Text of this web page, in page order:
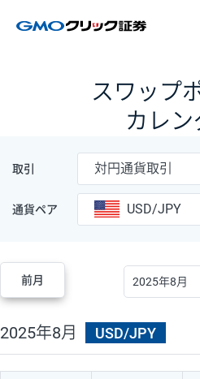
スワップ
カレン
取引 対円通貨取引
通貨ペア USD/JPY
前月
2025年8月 USD/JPY